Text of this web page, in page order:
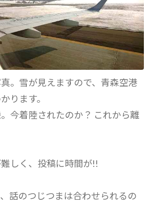
。雪が見えますので、青森空港
ります。
今着陸されたのか？ これから離
しく、投稿に時間が!!
話のつじつまは合わせられるの